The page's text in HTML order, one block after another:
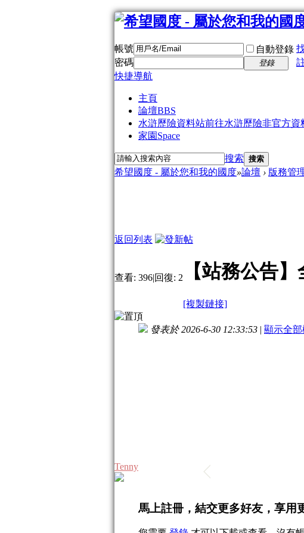
帳號 自動登錄
密碼
登錄
快捷導航
主頁
論壇BBS
水滸歷險資料站前往水滸歷險非官方資
家園 Space
搜索 搜索
希望國度 - 屬於您和我的國度»論壇 › 版務管
返回列表
查看: 396|回復: 2 【站務公告
[複製鏈接]
Tenny
發表於 2026-6-30 12:33:53 | 顯示全部
馬上註冊，結交更多好友，享用